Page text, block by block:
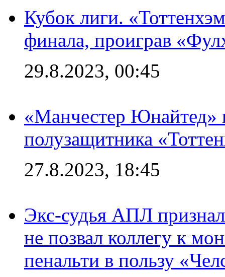
Кубок лиги.
финала, проиграв
29.8.2023, 00:45
«Манчестер Юнайтед»
полузащитника
27.8.2023, 18:45
Экс-судья АПЛ
не позвал коллегу к
пенальти в пользу